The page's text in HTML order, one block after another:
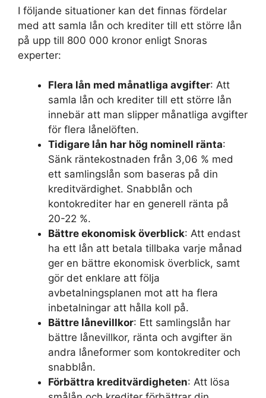
I följande situationer kan det finnas fördelar
med att samla lån och krediter till ett större lån
på upp till 800 000 kronor enligt Snoras
experter:
Flera lån med månatliga avgifter: Att
samla lån och krediter till ett större lån
innebär att man slipper månatliga avgifter
för flera lånelöften.
Tidigare lån har hög nominell ränta:
Sänk räntekostnaden från 3,06 % med
ett samlingslån som baseras på din
kreditvärdighet. Snabblån och
kontokrediter har en generell ränta på
20-22 %.
Bättre ekonomisk överblick: Att endast
ha ett lån att betala tillbaka varje månad
ger en bättre ekonomisk överblick, samt
gör det enklare att följa
avbetalningsplanen mot att ha flera
inbetalningar att hålla koll på.
Bättre lånevillkor: Ett samlingslån har
bättre lånevillkor, ränta och avgifter än
andra låneformer som kontokrediter och
snabblån.
Förbättra kreditvärdigheten: Att lösa